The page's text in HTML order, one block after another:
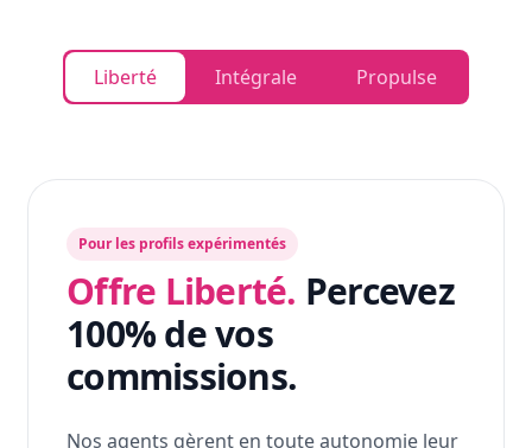
Liberté Intégrale Propulse
Pour les profils expérimentés
Offre Liberté. Percevez
100% de vos
commissions.
Nos agents gèrent en toute autonomie leur